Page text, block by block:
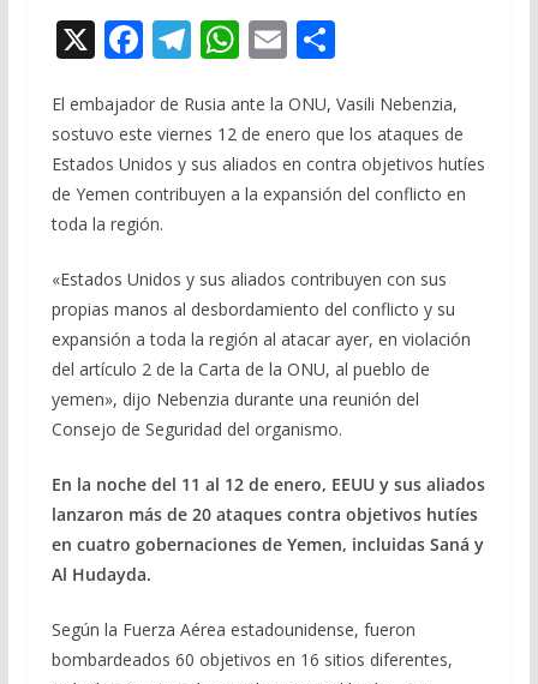
X F
e
b
o
o
k
T
e
gr
a
W
at
s
A
p
E
ai
l
C
m
p
ar
r
El embajador de Rusia ante la ONU, Vasili Nebenzia,
sostuvo este viernes 12 de enero que los ataques de
Estados Unidos y sus aliados en contra objetivos hutíes
de Yemen contribuyen a la expansión del conflicto en
toda la región.
«Estados Unidos y sus aliados contribuyen con sus
propias manos al desbordamiento del conflicto y su
expansión a toda la región al atacar ayer, en violación
del artículo 2 de la Carta de la ONU, al pueblo de
yemen», dijo Nebenzia durante una reunión del
Consejo de Seguridad del organismo.
En la noche del 11 al 12 de enero, EEUU y sus aliados
lanzaron más de 20 ataques contra objetivos hutíes
en cuatro gobernaciones de Yemen, incluidas Saná y
Al Hudayda.
Según la Fuerza Aérea estadounidense, fueron
bombardeados 60 objetivos en 16 sitios diferentes,